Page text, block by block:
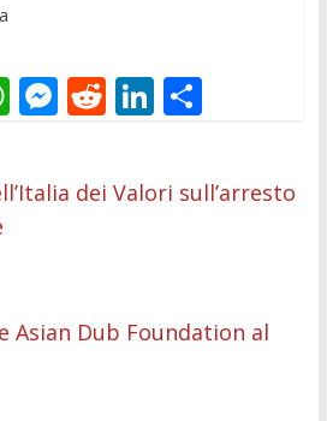
W
at
s
p
M
ss
e
er
R
d
di
Li
k
e
C
n
di
dei Valori sull’arresto
Asian Dub Foundation al